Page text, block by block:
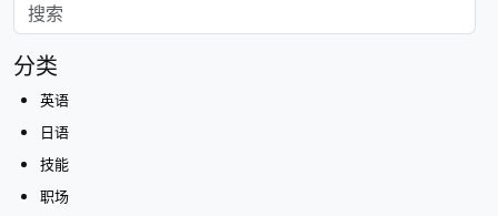
分类
英语
日语
技能
职场